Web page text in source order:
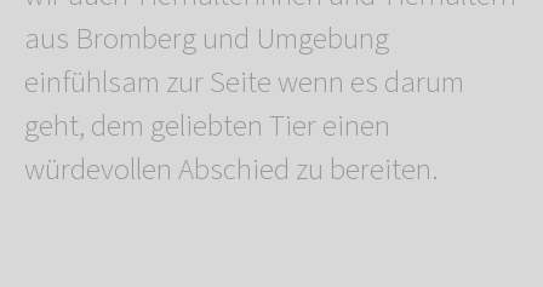
aus Bromberg und Umgebung
einfühlsam zur Seite wenn es darum
geht, dem geliebten Tier einen
würdevollen Abschied zu bereiten.